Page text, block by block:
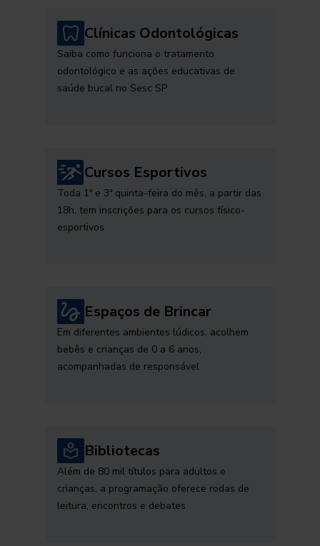
Clínicas Odontológicas
Saiba como funciona o tratamento
odontológico e as ações educativas de
saúde bucal no Sesc SP
Cursos Esportivos
Toda 1ª e 3ª quinta-feira do mês, a partir das
18h, tem inscrições para os cursos físico-
esportivos
Espaços de Brincar
Em diferentes ambientes lúdicos, acolhem
bebês e crianças de 0 a 6 anos,
acompanhadas de responsável
Bibliotecas
Além de 80 mil títulos para adultos e
crianças, a programação oferece rodas de
leitura, encontros e debates